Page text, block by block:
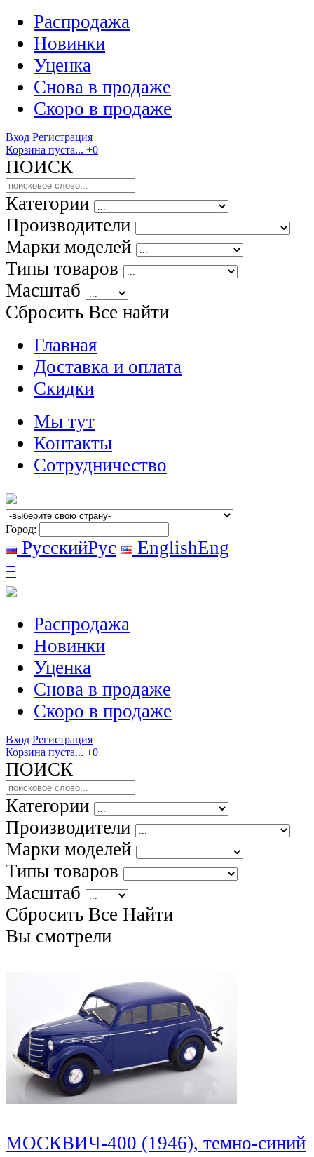
Распродажа
Новинки
Уценка
Снова в продаже
Скоро в продаже
Вход Регистрация
Корзина пуста... +0
ПОИСК
Категории
Производители
Марки моделей
Типы товаров
Масштаб
Сбросить Все найти
Главная
Доставка и оплата
Скидки
Мы тут
Контакты
Сотрудничество
Город:
РусскийРус EnglishEng
≡
Распродажа
Новинки
Уценка
Снова в продаже
Скоро в продаже
Вход Регистрация
Корзина пуста... +0
ПОИСК
Категории
Производители
Марки моделей
Типы товаров
Масштаб
Сбросить Все Найти
Вы смотрели
МОСКВИЧ-400 (1946), темно-синий